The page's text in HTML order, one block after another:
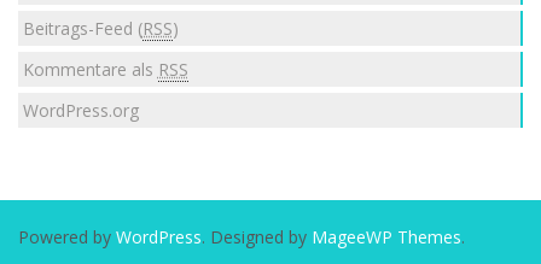
Beitrags-Feed (RSS)
Kommentare als RSS
WordPress.org
Powered by WordPress. Designed by MageeWP Themes.